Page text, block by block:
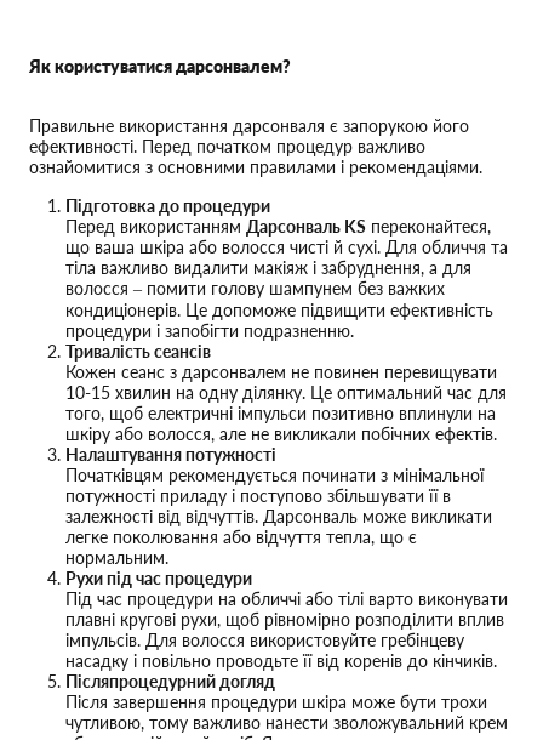
Як користуватися дарсонвалем?
Правильне використання дарсонваля є запорукою його
ефективності. Перед початком процедур важливо
ознайомитися з основними правилами і рекомендаціями.
Підготовка до процедури
Перед використанням Дарсонваль KS переконайтеся,
що ваша шкіра або волосся чисті й сухі. Для обличчя та
тіла важливо видалити макіяж і забруднення, а для
волосся – помити голову шампунем без важких
кондиціонерів. Це допоможе підвищити ефективність
процедури і запобігти подразненню.
Тривалість сеансів
Кожен сеанс з дарсонвалем не повинен перевищувати
10-15 хвилин на одну ділянку. Це оптимальний час для
того, щоб електричні імпульси позитивно вплинули на
шкіру або волосся, але не викликали побічних ефектів.
Налаштування потужності
Початківцям рекомендується починати з мінімальної
потужності приладу і поступово збільшувати її в
залежності від відчуттів. Дарсонваль може викликати
легке поколювання або відчуття тепла, що є
нормальним.
Рухи під час процедури
Під час процедури на обличчі або тілі варто виконувати
плавні кругові рухи, щоб рівномірно розподілити вплив
імпульсів. Для волосся використовуйте гребінцеву
насадку і повільно проводьте її від коренів до кінчиків.
Післяпроцедурний догляд
Після завершення процедури шкіра може бути трохи
чутливою, тому важливо нанести зволожувальний крем